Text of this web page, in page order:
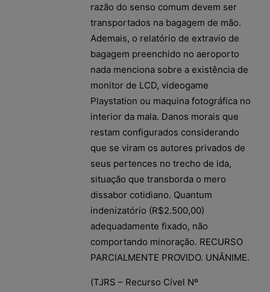
razão do senso comum devem ser
transportados na bagagem de mão.
Ademais, o relatório de extravio de
bagagem preenchido no aeroporto
nada menciona sobre a existência de
monitor de LCD, videogame
Playstation ou maquina fotográfica no
interior da mala. Danos morais que
restam configurados considerando
que se viram os autores privados de
seus pertences no trecho de ida,
situação que transborda o mero
dissabor cotidiano. Quantum
indenizatório (R$2.500,00)
adequadamente fixado, não
comportando minoração. RECURSO
PARCIALMENTE PROVIDO. UNÂNIME.
(TJRS – Recurso Cível Nº